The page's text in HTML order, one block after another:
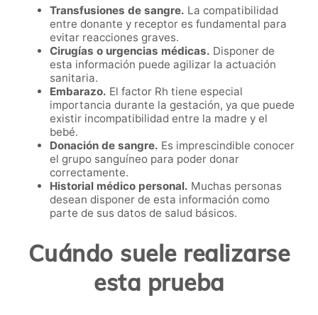
Transfusiones de sangre. La compatibilidad
entre donante y receptor es fundamental para
evitar reacciones graves.
Cirugías o urgencias médicas. Disponer de
esta información puede agilizar la actuación
sanitaria.
Embarazo. El factor Rh tiene especial
importancia durante la gestación, ya que puede
existir incompatibilidad entre la madre y el
bebé.
Donación de sangre. Es imprescindible conocer
el grupo sanguíneo para poder donar
correctamente.
Historial médico personal. Muchas personas
desean disponer de esta información como
parte de sus datos de salud básicos.
Cuándo suele realizarse
esta prueba